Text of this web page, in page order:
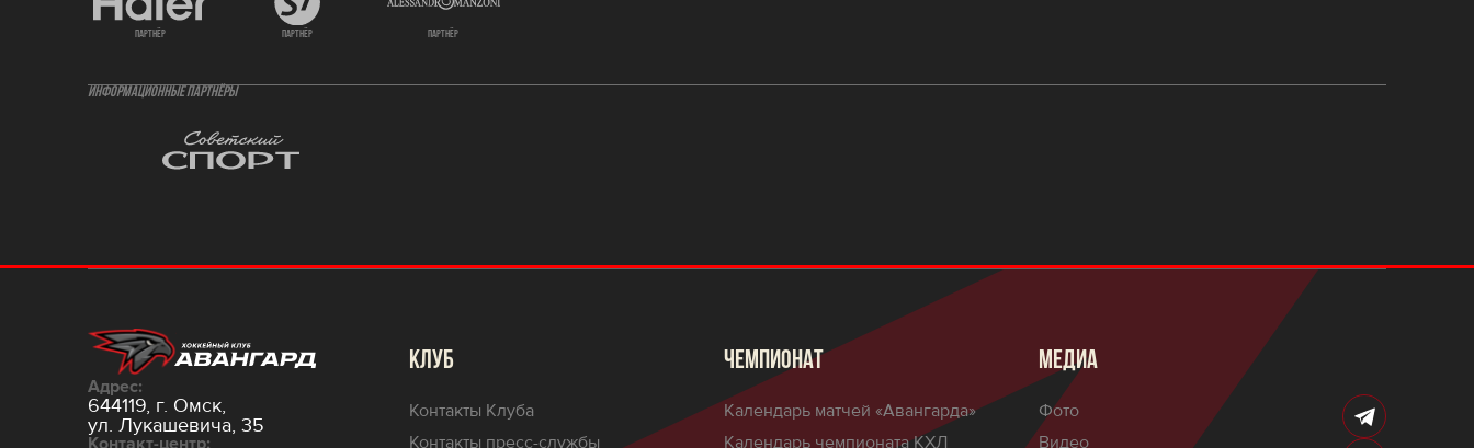
партнёр партнёр партнёр
ИНФОРМАЦИОННЫЕ ПАРТНЁРЫ
Адрес:
644119, г. Омск,
ул. Лукашевича, 35
Контакт-центр:
КЛУБ
Контакты Клуба
Контакты пресс-службы
ЧЕМПИОНАТ
Календарь матчей «Авангарда»
Календарь чемпионата КХЛ
МЕДИА
Фото
Видео